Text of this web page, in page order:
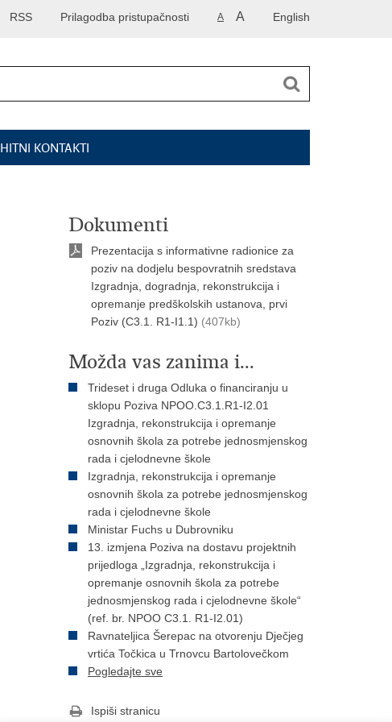
English
A A
Prilagodba pristupačnosti
RSS
HITNI KONTAKTI
Dokumenti
Prezentacija s informativne radionice za
poziv na dodjelu bespovratnih sredstava
Izgradnja, dogradnja, rekonstrukcija i
opremanje predškolskih ustanova, prvi
Poziv (C3.1. R1-I1.1) (407kb)
Možda vas zanima i...
Trideset i druga Odluka o financiranju u
sklopu Poziva NPOO.C3.1.R1-I2.01
Izgradnja, rekonstrukcija i opremanje
osnovnih škola za potrebe jednosmjenskog
rada i cjelodnevne škole
Izgradnja, rekonstrukcija i opremanje
osnovnih škola za potrebe jednosmjenskog
rada i cjelodnevne škole
Ministar Fuchs u Dubrovniku
13. izmjena Poziva na dostavu projektnih
prijedloga „Izgradnja, rekonstrukcija i
opremanje osnovnih škola za potrebe
jednosmjenskog rada i cjelodnevne škole“
(ref. br. NPOO C3.1. R1-I2.01)
Ravnateljica Šerepac na otvorenju Dječjeg
vrtića Točkica u Trnovcu Bartolovečkom
Pogledajte sve
Ispiši stranicu